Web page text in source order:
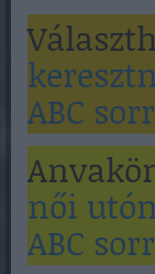
ABC
női
ABC